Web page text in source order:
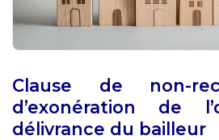
Clause de non-
d’exonération de
délivrance du bailleur